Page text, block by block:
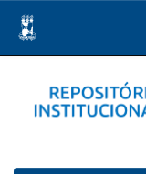
navigation